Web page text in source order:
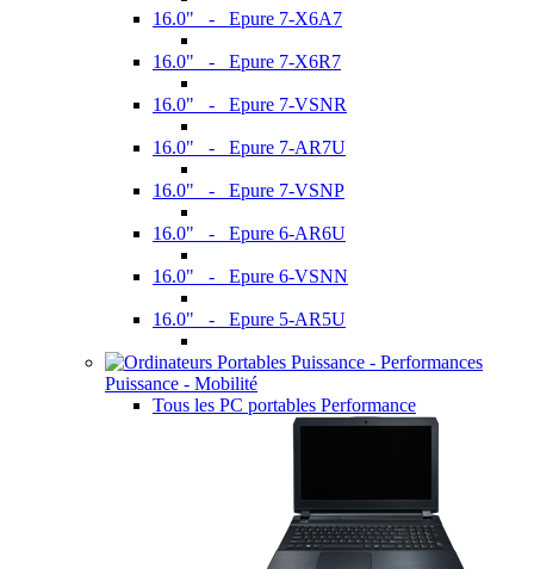
16.0" - Epure 7-X6A7
16.0" - Epure 7-X6R7
16.0" - Epure 7-VSNR
16.0" - Epure 7-AR7U
16.0" - Epure 7-VSNP
16.0" - Epure 6-AR6U
16.0" - Epure 6-VSNN
16.0" - Epure 5-AR5U
Puissance - Mobilité
Tous les PC portables Performance